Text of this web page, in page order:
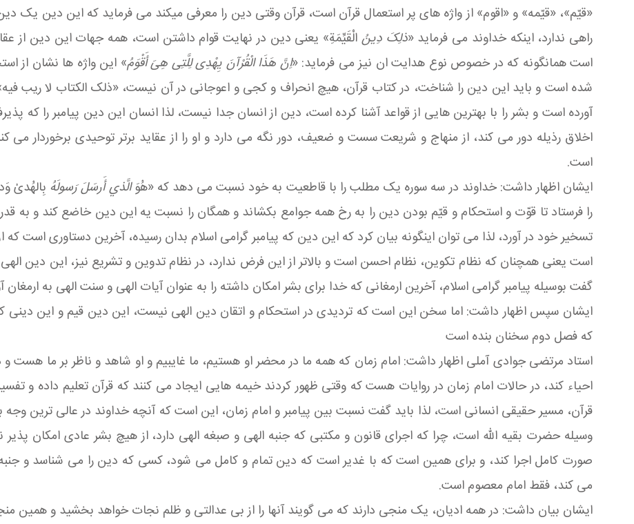
«قیّم»، «قیّمه» و «اقوم» از واژه های پر استعمال قرآن است، قرآن وقتی دین را معرفی میکند می فرماید که این دین
راهی ندارد، اینکه خداوند می فرماید «ذلِکَ دِینُ الْقَیِّمَةِ» یعنی دین در نهایت قوام داشتن است، همه جهات این دین از
است همانگونه که در خصوص نوع هدایت ان نیز می فرماید: «اِنَّ هَذَا الْقُرْآنَ یِهْدِی لِلَّتِی هِیَ أَقْوَمُ» این واژه ها نشان از
شده است و باید این دین را شناخت، در کتاب قرآن، هیچ انحراف و کجی و اعوجانی در آن نیست، «ذلک الکتاب لا ریب
آورده است و بشر را با بهترین هایی از قواعد آشنا کرده است، دین از انسان جدا نیست، لذا انسان این دین پیامبر را که
اخلاق رذیله دور می کند، از منهاج و شریعت سست و ضعیف، دور نگه می دارد و او را از عقاید برتر توحیدی برخوردار می
است.
ایشان اظهار داشت: خداوند در سه سوره یک مطلب را با قاطعیت به خود نسبت می دهد که «هُوَالَّذي أَرسَلَ رَسولَهُ بِالهُدىٰ
را فرستاد تا قوّت و استحکام و قیّم بودن دین را به رخ همه جوامع بکشاند و همگان را نسبت یه این دین خاضع کند و
تسخیر خود در آورد، لذا می توان اینگونه بیان کرد که این دین که پیامبر گرامی اسلام بدان رسیده، آخرین دستاوری است که
است یعنی همچنان که نظام تکوین، نظام احسن است و بالاتر از این فرض ندارد، در نظام تدوین و تشریع نیز، این دین الهی
گفت بوسیله پیامبر گرامی اسلام، آخرین ارمغانی که خدا برای بشر امکان داشته را به عنوان آیات الهی و سنت الهی به
ایشان سپس اظهار داشت: اما سخن این است که تردیدی در استحکام و اتقان دین الهی نیست، این دین قیم و این دینی
که فصل دوم سخنان بنده است
استاد مرتضی جوادی آملی اظهار داشت: امام زمان که همه ما در محضر او هستیم، ما غایبیم و او شاهد و ناظر بر ما هست و
احیاء کند، در حالات امام زمان در روایات هست که وقتی ظهور کردند خیمه هایی ایجاد می کنند که قرآن تعلیم داده و
قرآن، مسیر حقیقی انسانی است، لذا باید گفت نسبت بین پیامبر و امام زمان، این است که آنچه خداوند در عالی ترین وجه
وسیله حضرت بقیه الله است، چرا که اجرای قانون و مکتبی که جنبه الهی و صبغه الهی دارد، از هیچ بشر عادی امکان
صورت کامل اجرا کند، و برای همین است که با غدیر است که دین تمام و کامل می شود، کسی که دین را می شناسد و
می کند، فقط امام معصوم است.
ایشان بیان داشت: در همه ادیان، یک منجی دارند که می گویند آنها را از بی عدالتی و ظلم نجات خواهد بخشید و